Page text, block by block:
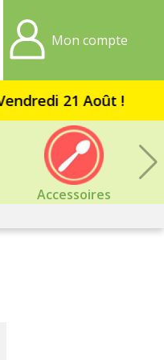
Mon compte
Accessoires